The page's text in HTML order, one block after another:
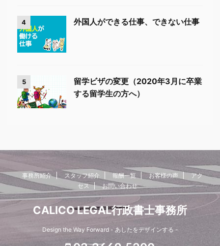
4 外国人ができる仕事、できない仕事
5
留学ビザの変更（2020年3月に卒業
する留学生の方へ）
事務所紹介 スタッフ紹介 報酬一覧 お客様の声
アク
セス
お問い合わせ
CALICO LEGAL行政書士事務所
Design the Way Forward - あしたをデザインする -